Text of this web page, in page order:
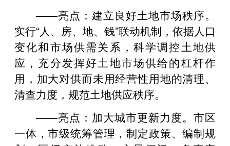
——亮点：建立良好土地市场秩序。
实行“人、房、地、钱”联动机制，依据人口
变化和市场供需关系，科学调控土地供
应，充分发挥好土地市场供给的杠杆作
用，加大对供而未用经营性用地的清理、
清查力度，规范土地供应秩序。
——亮点：加大城市更新力度。市区
一体，市级统筹管理，制定政策、编制规